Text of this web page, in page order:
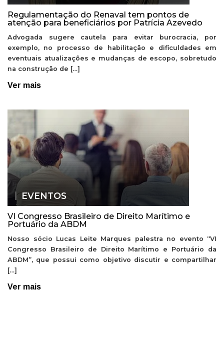
Regulamentação do Renaval tem pontos de
atenção para beneficiários por Patrícia Azevedo
Advogada sugere cautela para evitar burocracia, por
exemplo, no processo de habilitação e dificuldades em
eventuais atualizações e mudanças de escopo, sobretudo
na construção de […]
Ver mais
EVENTOS
VI Congresso Brasileiro de Direito Marítimo e
Portuário da ABDM
Nosso sócio Lucas Leite Marques palestra no evento “VI
Congresso Brasileiro de Direito Marítimo e Portuário da
ABDM”, que possui como objetivo discutir e compartilhar
[…]
Ver mais